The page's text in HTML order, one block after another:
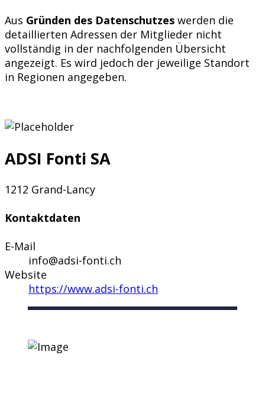
Aus Gründen des Datenschutzes werden die
detaillierten Adressen der Mitglieder nicht
vollständig in der nachfolgenden Übersicht
angezeigt. Es wird jedoch der jeweilige Standort
in Regionen angegeben.
ADSI Fonti SA
1212 Grand-Lancy
Kontaktdaten
E-Mail
info@adsi-fonti.ch
Website
https://www.adsi-fonti.ch